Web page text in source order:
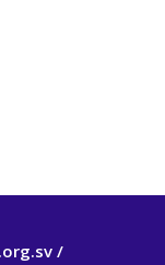
/